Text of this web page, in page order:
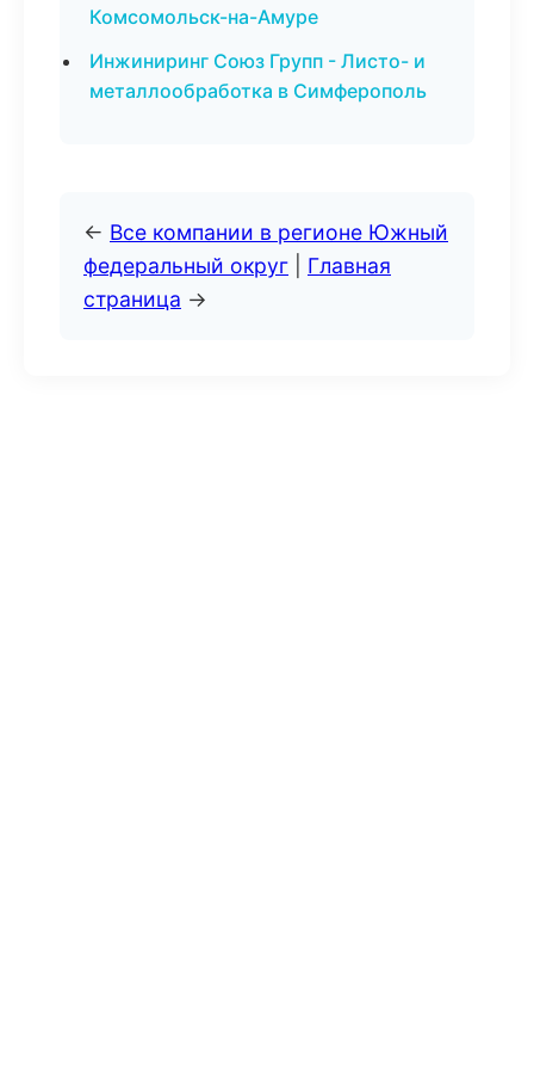
Комсомольск-на-Амуре
Инжиниринг Союз Групп - Листо- и
металлообработка в Симферополь
← Все компании в регионе Южный
федеральный округ
Главная
страница →